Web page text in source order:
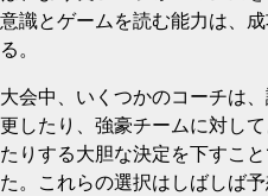
意識とゲームを読む能力は、
る。
大会中、いくつかのコーチは
更したり、強豪チームに対し
たりする大胆な決定を下すこ
た。これらの選択はしばしば